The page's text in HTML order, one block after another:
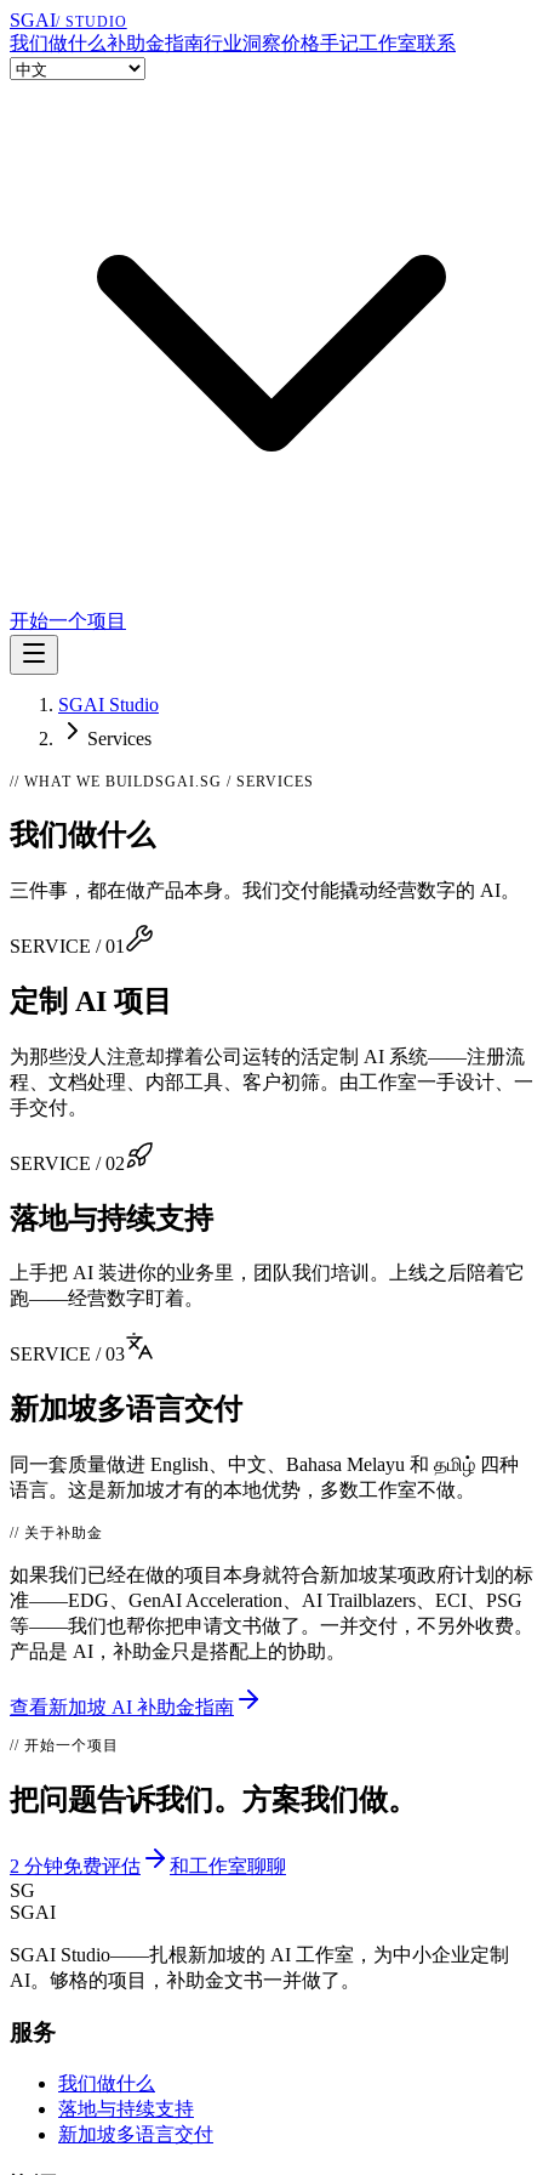
SGAI/ STUDIO
我们做什么补助金指南行业洞察价格手记工作室联系
开始一个项目
SGAI Studio
Services
// WHAT WE BUILDSGAI.SG / SERVICES
我们做什么
三件事，都在做产品本身。我们交付能撬动经营数字的 AI。
SERVICE / 01
定制 AI 项目
为那些没人注意却撑着公司运转的活定制 AI 系统——注册流
程、文档处理、内部工具、客户初筛。由工作室一手设计、一
手交付。
SERVICE / 02
落地与持续支持
上手把 AI 装进你的业务里，团队我们培训。上线之后陪着它
跑——经营数字盯着。
SERVICE / 03
新加坡多语言交付
同一套质量做进 English、中文、Bahasa Melayu 和 தமிழ் 四种
语言。这是新加坡才有的本地优势，多数工作室不做。
// 关于补助金
如果我们已经在做的项目本身就符合新加坡某项政府计划的标
准——EDG、GenAI Acceleration、AI Trailblazers、ECI、PSG
等——我们也帮你把申请文书做了。一并交付，不另外收费。
产品是 AI，补助金只是搭配上的协助。
查看新加坡 AI 补助金指南
// 开始一个项目
把问题告诉我们。方案我们做。
2 分钟免费评估
和工作室聊聊
SG
SGAI
SGAI Studio——扎根新加坡的 AI 工作室，为中小企业定制
AI。够格的项目，补助金文书一并做了。
服务
我们做什么
落地与持续支持
新加坡多语言交付